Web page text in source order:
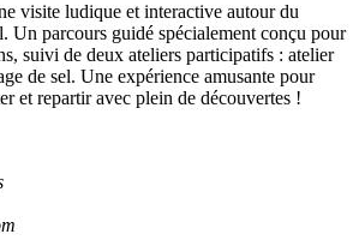
visite ludique et interactive autour du
Un parcours guidé spécialement conçu pour
suivi de deux ateliers participatifs : atelier
de sel. Une expérience amusante pour
et repartir avec plein de découvertes !